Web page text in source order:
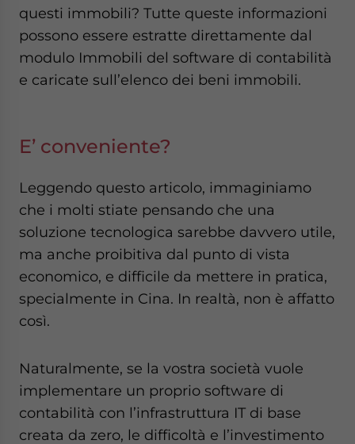
questi immobili? Tutte queste informazioni
possono essere estratte direttamente dal
modulo Immobili del software di contabilità
e caricate sull’elenco dei beni immobili.
E’ conveniente?
Leggendo questo articolo, immaginiamo
che i molti stiate pensando che una
soluzione tecnologica sarebbe davvero utile,
ma anche proibitiva dal punto di vista
economico, e difficile da mettere in pratica,
specialmente in Cina. In realtà, non è affatto
così.
Naturalmente, se la vostra società vuole
implementare un proprio software di
contabilità con l’infrastruttura IT di base
creata da zero, le difficoltà e l’investimento